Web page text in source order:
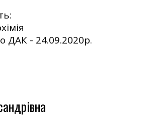
ДАК - 24.09.2020р.